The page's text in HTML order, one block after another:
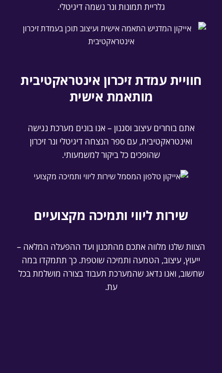
גלריית תמונות ונר נשמה דיגיטלי.
חוויית עמדת זיכרון אינטראקטיבית
מותאמת אישית
אתם בוחרים עיצוב וסגנון – אנו בונים מערכת נגישה
ואינטראקטיבית, עם ספר הנצחה דיגיטלי ונר זיכרון
שהופכים כל ביקור למשמעותי.
שירות ליווי ותמיכה מקצועיים
הצוות שלנו מלווה אתכם מהתכנון ועד ההפעלה המלאה –
ייעוץ, עיצוב, הטמעה ותמיכה שוטפת. כך תתמקדו במה
שחשוב, ואנו נדאג שהמערכת תעבוד בצורה מושלמת בכל
עת.